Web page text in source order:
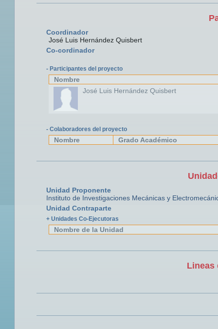
Coordinador
José Luis Hernández Quisbert
Co-cordinador
- Participantes del proyecto
Nombre
José Luis Hernández Quisbert
- Colaboradores del proyecto
Nombre Grado Académico
Unidad Proponente
Instituto de Investigaciones Mecánicas y
Unidad Contraparte
+ Unidades Co-Ejecutoras
Nombre de la Unidad
Lineas